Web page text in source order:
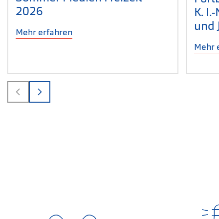
2026
Mehr erfahren
K.
und
Mehr